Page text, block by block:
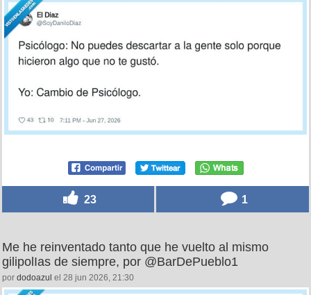
23 1
Me he reinventado tanto que he vuelto al mismo
gilipolIas de siempre, por @BarDePueblo1
por dodoazul el 28 jun 2026, 21:30